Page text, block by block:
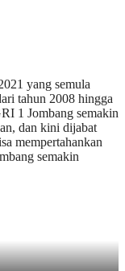
yang semula
tahun 2008 hingga
1 Jombang semakin
dan kini dijabat
mempertahankan
semakin